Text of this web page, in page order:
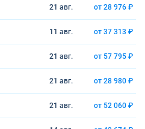
21 авг. от 28 976 ₽
11 авг. от 37 313 ₽
21 авг. от 57 795 ₽
21 авг. от 28 980 ₽
21 авг. от 52 060 ₽